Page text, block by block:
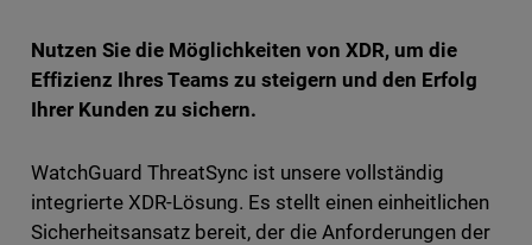
Nutzen Sie die Möglichkeiten von XDR, um die
Effizienz Ihres Teams zu steigern und den Erfolg
Ihrer Kunden zu sichern.
WatchGuard ThreatSync ist unsere vollständig
integrierte XDR-Lösung. Es stellt einen einheitlichen
Sicherheitsansatz bereit, der die Anforderungen der